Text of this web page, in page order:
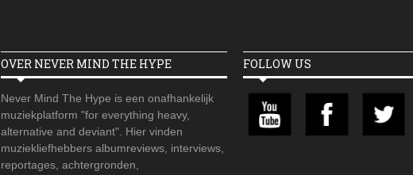
OVER NEVER MIND THE HYPE
Never Mind The Hype is een onafhankelijk
muziekplatform "for everything heavy,
alternative and deviant". Hier vinden
muziekliefhebbers albumreviews, interviews,
reportages, achtergronden,
FOLLOW US